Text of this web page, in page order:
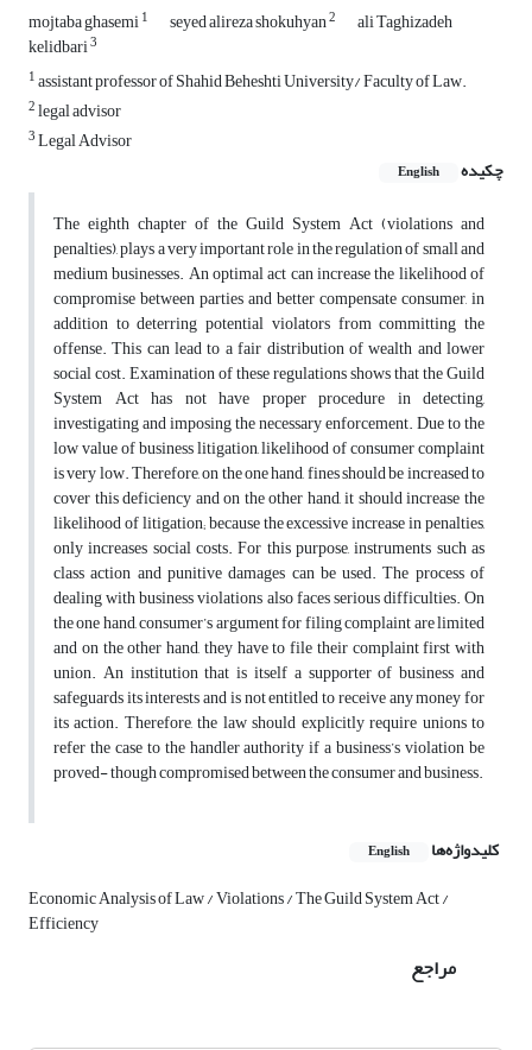
mojtaba ghasemi1 seyed alireza shokuhyan2 ali Taghizadeh
kelidbari3
1assistant professor of Shahid Beheshti University/ Faculty of Law.
2legal advisor
3Legal Advisor
چکیده
English
The eighth chapter of the Guild System Act (violations and
penalties), plays a very important role in the regulation of small and
medium businesses. An optimal act can increase the likelihood of
compromise between parties and better compensate consumer, in
addition to deterring potential violators from committing the
offense. This can lead to a fair distribution of wealth and lower
social cost. Examination of these regulations shows that the Guild
System Act has not have proper procedure in detecting,
investigating and imposing the necessary enforcement. Due to the
low value of business litigation, likelihood of consumer complaint
is very low. Therefore, on the one hand, fines should be increased to
cover this deficiency and on the other hand, it should increase the
likelihood of litigation; because the excessive increase in penalties,
only increases social costs. For this purpose, instruments such as
class action and punitive damages can be used. The process of
dealing with business violations also faces serious difficulties. On
the one hand, consumer’s argument for filing complaint are limited
and on the other hand, they have to file their complaint first with
union. An institution that is itself a supporter of business and
safeguards its interests and is not entitled to receive any money for
its action. Therefore, the law should explicitly require unions to
refer the case to the handler authority if a business’s violation be
proved- though compromised between the consumer and business.
کلیدواژه‌ها English
Economic Analysis of Law / Violations / The Guild System Act /
Efficiency
مراجع